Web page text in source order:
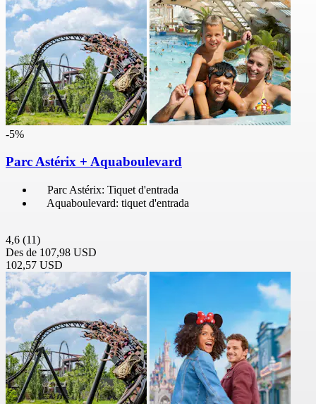
-5%
Parc Astérix + Aquaboulevard
Parc Astérix: Tiquet d'entrada
Aquaboulevard: tiquet d'entrada
4,6 (11)
Des de 107,98 USD
102,57 USD